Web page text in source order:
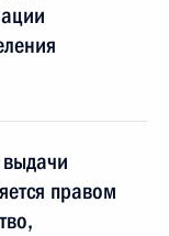
правом